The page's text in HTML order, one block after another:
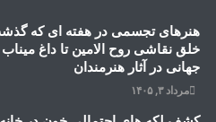
هنرهای تجسمی در هفته ای که
خلق نقاشی روح الامین تا داغ
جهانی در آثار هنرمندان
مرداد ۳, ۱۴۰۵